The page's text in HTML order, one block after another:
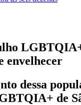
envelhecer
dessa
de